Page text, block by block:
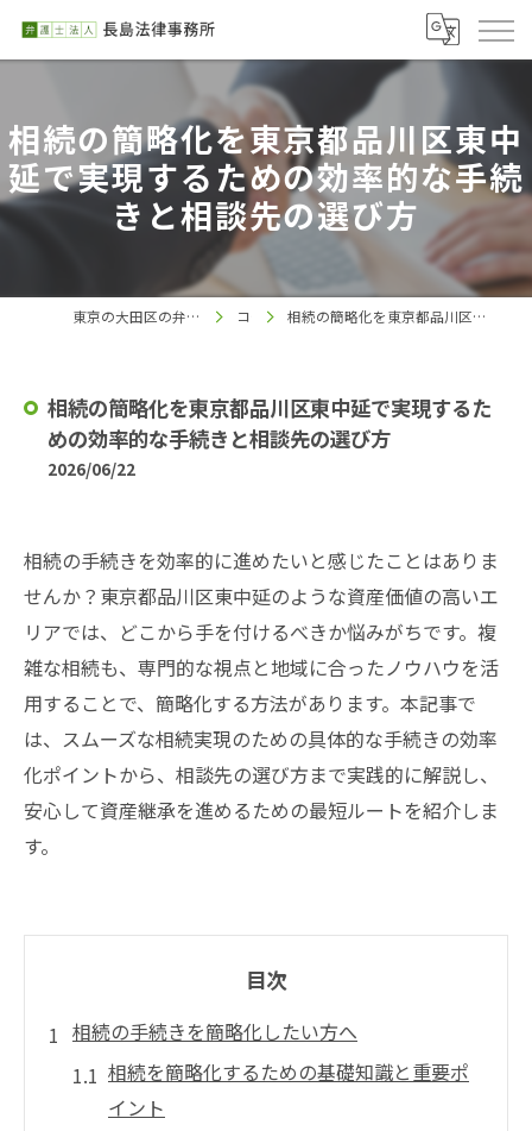
相続の簡略化を東京都品川区東中
延で実現するための効率的な手続
きと相談先の選び方
東京の大田区の弁護士なら弁護士法人長島法律事務所 コラム 相続の簡略化を東京都品川区東中延で実現するための効率的な手続きと相談先の選び方
相続の簡略化を東京都品川区東中延で実現するた
めの効率的な手続きと相談先の選び方
2026/06/22
相続の手続きを効率的に進めたいと感じたことはありま
せんか？東京都品川区東中延のような資産価値の高いエ
リアでは、どこから手を付けるべきか悩みがちです。複
雑な相続も、専門的な視点と地域に合ったノウハウを活
用することで、簡略化する方法があります。本記事で
は、スムーズな相続実現のための具体的な手続きの効率
化ポイントから、相談先の選び方まで実践的に解説し、
安心して資産継承を進めるための最短ルートを紹介しま
す。
目次
相続の手続きを簡略化したい方へ
相続を簡略化するための基礎知識と重要ポ
イント